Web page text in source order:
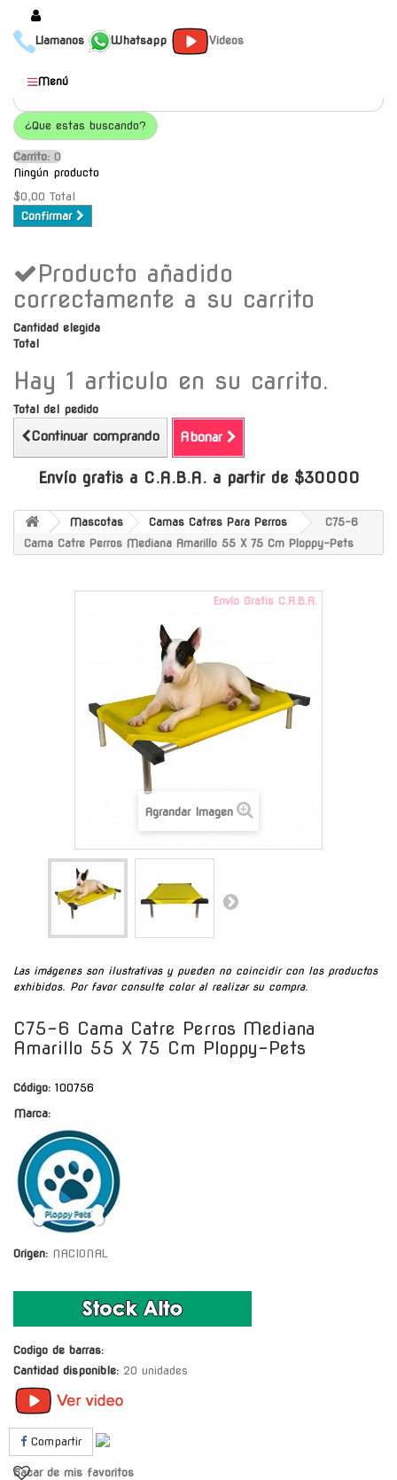
Llamanos Whatsapp Videos
Productos
Populares
Categorías
Marcas
Mayoristas
Contacto
Envío gratis a C.A.B.A. a
partir de $30000
Menú
¿Que estas buscando?
Carrito: O
Ningún producto
$0,00 Total
Confirmar
Producto añadido
correctamente a su carrito
Cantidad elegida
Total
Hay 1 articulo en su carrito.
Total del pedido
Continuar comprando Abonar
Envío gratis a C.A.B.A. a partir de $30000
Mascotas Camas Catres Para Perros
C75-6
Cama Catre Perros Mediana Amarillo 55 X 75 Cm Ploppy-Pets
Envío Gratis C.A.B.A.
Agrandar Imagen
Las imágenes son ilustrativas y pueden no coincidir con los productos
exhibidos. Por favor consulte color al realizar su compra.
C75-6 Cama Catre Perros Mediana
Amarillo 55 X 75 Cm Ploppy-Pets
Código: 100756
Marca:
Origen: NACIONAL
Codigo de barras:
Cantidad disponible: 20 unidades
Compartir
Sacar de mis favoritos